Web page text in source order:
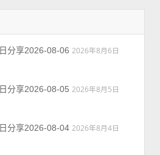
分享2026-08-06 2026年8月6日
分享2026-08-05 2026年8月5日
分享2026-08-04 2026年8月4日